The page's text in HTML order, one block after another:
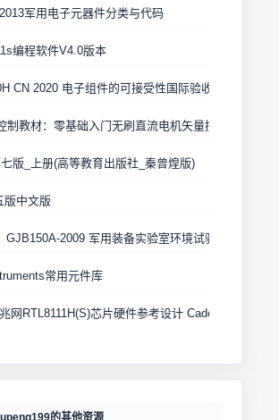
军用电子元器件分类与代码
编程软件V4.0版本
CN 2020 电子组件的可接受性国际验收标准
制教材：零基础入门无刷直流电机矢量控制技术 上
版_上册(高等教育出版社_秦曾煌版)
版中文版
GJB150A-2009 军用装备实验室环境试验方法
常用元件库
网RTL8111H(S)芯片硬件参考设计 Cadence原理图
的其他资源